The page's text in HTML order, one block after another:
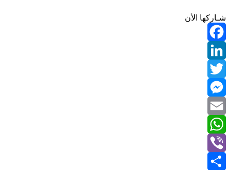
شـاركها الأن
Facebook
LinkedIn
Twitter
Messenger
Email
WhatsApp
Viber